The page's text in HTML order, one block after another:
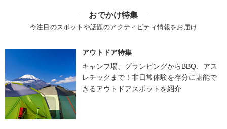
おでかけ特集
今注目のスポットや話題のアクティビティ情報をお届け
アウトドア特集
キャンプ場、グランピングからBBQ、アス
レチックまで！非日常体験を存分に堪能で
きるアウトドアスポットを紹介